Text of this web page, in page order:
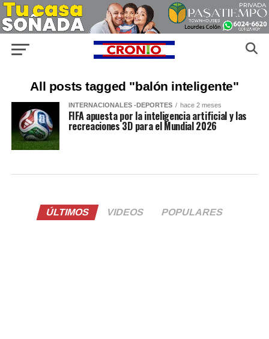
All posts tagged "balón inteligente"
INTERNACIONALES -DEPORTES hace 2 meses
FIFA apuesta por la inteligencia artificial y las
recreaciones 3D para el Mundial 2026
ÚLTIMOS VIDEOS POPULARES